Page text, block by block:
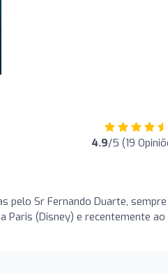
4.9/5 (19
pelo Sr Fernando Duarte, sempre
Paris (Disney) e recentemente ao